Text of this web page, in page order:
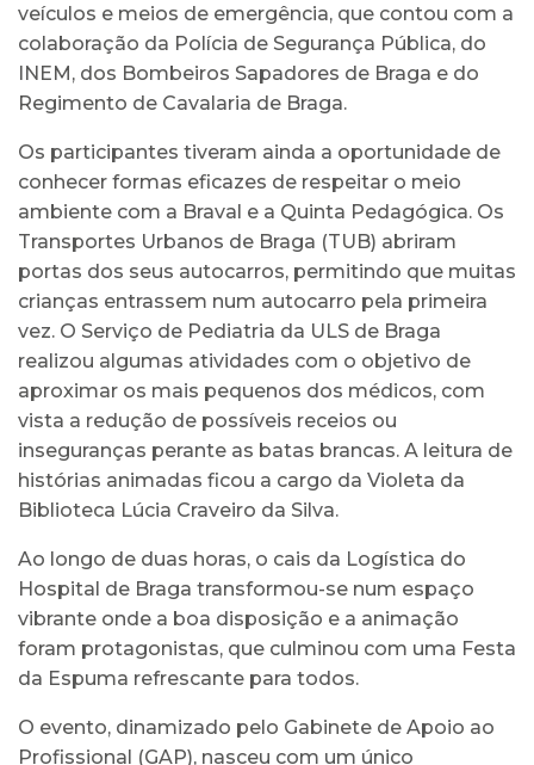
veículos e meios de emergência, que contou com a
colaboração da Polícia de Segurança Pública, do
INEM, dos Bombeiros Sapadores de Braga e do
Regimento de Cavalaria de Braga.
Os participantes tiveram ainda a oportunidade de
conhecer formas eficazes de respeitar o meio
ambiente com a Braval e a Quinta Pedagógica. Os
Transportes Urbanos de Braga (TUB) abriram
portas dos seus autocarros, permitindo que muitas
crianças entrassem num autocarro pela primeira
vez. O Serviço de Pediatria da ULS de Braga
realizou algumas atividades com o objetivo de
aproximar os mais pequenos dos médicos, com
vista a redução de possíveis receios ou
inseguranças perante as batas brancas. A leitura de
histórias animadas ficou a cargo da Violeta da
Biblioteca Lúcia Craveiro da Silva.
Ao longo de duas horas, o cais da Logística do
Hospital de Braga transformou-se num espaço
vibrante onde a boa disposição e a animação
foram protagonistas, que culminou com uma Festa
da Espuma refrescante para todos.
O evento, dinamizado pelo Gabinete de Apoio ao
Profissional (GAP), nasceu com um único